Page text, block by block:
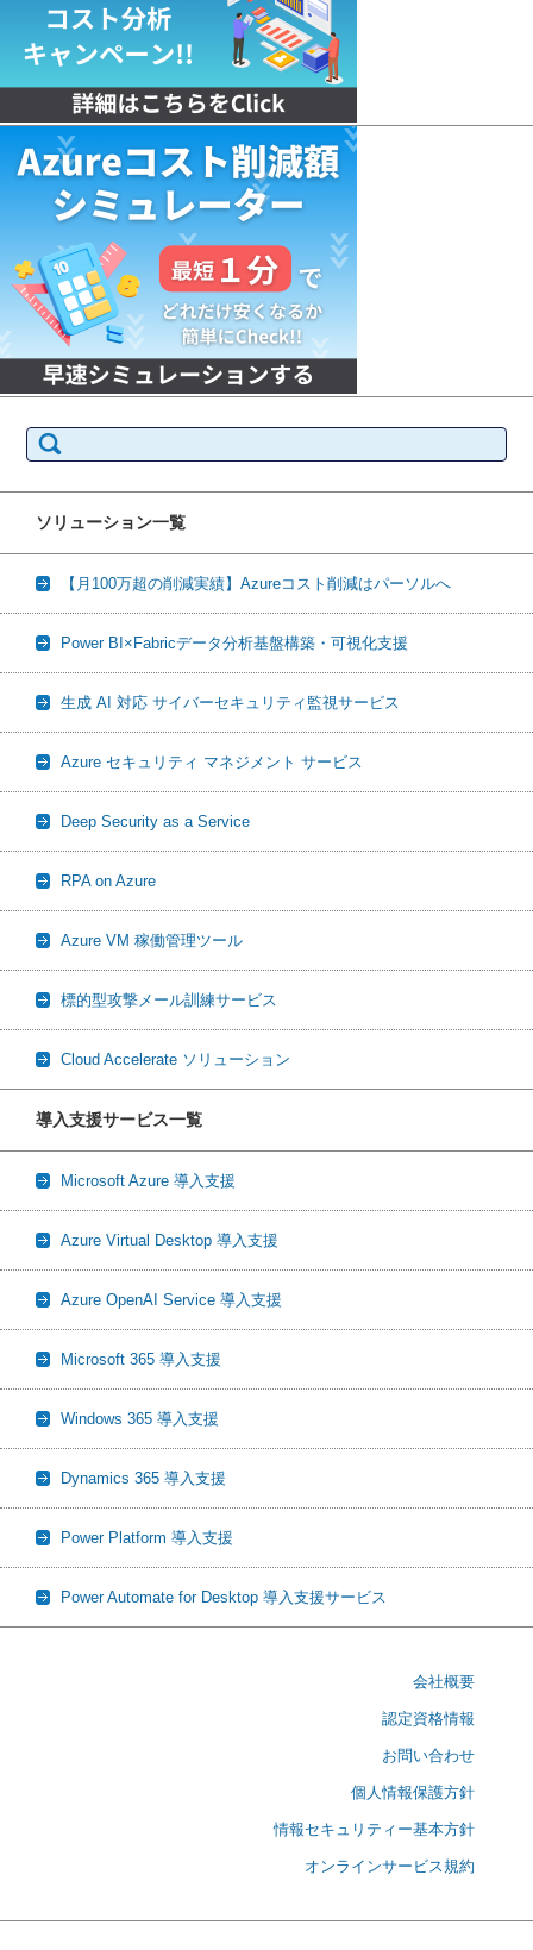
索:
ソリューション一覧
【月100万超の削減実績】Azureコスト削減はパーソルへ
Power BI×Fabricデータ分析基盤構築・可視化支援
生成 AI 対応 サイバーセキュリティ監視サービス
Azure セキュリティ マネジメント サービス
Deep Security as a Service
RPA on Azure
Azure VM 稼働管理ツール
標的型攻撃メール訓練サービス
Cloud Accelerate ソリューション
導入支援サービス一覧
Microsoft Azure 導入支援
Azure Virtual Desktop 導入支援
Azure OpenAI Service 導入支援
Microsoft 365 導入支援
Windows 365 導入支援
Dynamics 365 導入支援
Power Platform 導入支援
Power Automate for Desktop 導入支援サービス
会社概要
認定資格情報
お問い合わせ
個人情報保護方針
情報セキュリティー基本方針
オンラインサービス規約